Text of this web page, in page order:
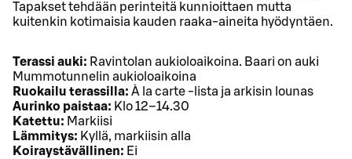
Tapakset tehdään perinteitä kunnioittaen mutta
kuitenkin kotimaisia kauden raaka-aineita hyödyntäen.
Terassi auki: Ravintolan aukioloaikoina. Baari on auki
Mummotunnelin aukioloaikoina
Ruokailu terassilla: À la carte -lista ja arkisin lounas
Aurinko paistaa: Klo 12–14.30
Katettu: Markiisi
Lämmitys: Kyllä, markiisin alla
Koiraystävällinen: Ei